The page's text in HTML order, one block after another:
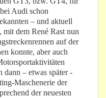
Audi schon
– und aktuell
dem René Rast nun
auf der
konnte, aber auch
dann – etwas später -
Maschenerie der
der neuesten